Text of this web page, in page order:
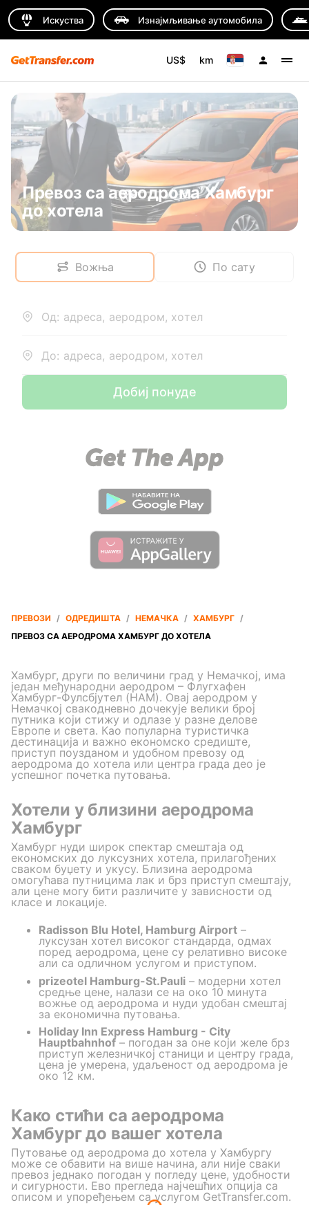
Искуства Изнајмљивање аутомобила
US$ km
Превоз са аеродрома Хамбург
до хотела
Вожња По сату
Од: адреса, аеродром, хотел
До: адреса, аеродром, хотел
Добиј понуде
ПРЕВОЗИ / ОДРЕДИШТА / НЕМАЧКА / ХАМБУРГ /
ПРЕВОЗ СА АЕРОДРОМА ХАМБУРГ ДО ХОТЕЛА
Хамбург, други по величини град у Немачкој, има
један међународни аеродром – Флугхафен
Хамбург-Фулсбјутел (HAM). Овај аеродром у
Немачкој свакодневно дочекује велики број
путника који стижу и одлазе у разне делове
Европе и света. Као популарна туристичка
дестинација и важно економско средиште,
приступ поузданом и удобном превозу од
аеродрома до хотела или центра града део је
успешног почетка путовања.
Хотели у близини аеродрома
Хамбург
Хамбург нуди широк спектар смештаја од
економских до луксузних хотела, прилагођених
сваком буџету и укусу. Близина аеродрома
омогућава путницима лак и брз приступ смештају,
али цене могу бити различите у зависности од
класe и локације.
Radisson Blu Hotel, Hamburg Airport –
луксузан хотел високог стандарда, одмах
поред аеродрома, цене су релативно високе
али са одличном услугом и приступом.
prizeotel Hamburg-St.Pauli – модерни хотел
средње цене, налази се на око 10 минута
вожње од aеродрома и нуди удобан смештај
за економична путовања.
Holiday Inn Express Hamburg - City
Hauptbahnhof – погодан за оне који желе брз
приступ железничкој станици и центру града,
цена је умерена, удаљеност од аеродрома је
око 12 км.
Како стићи са аеродрома
Хамбург до вашег хотела
Путовање од аеродрома до хотела у Хамбургу
може се обавити на више начина, али није сваки
превоз једнако погодан у погледу ценe, удобности
и сигурности. Ево прегледa најчешћих опција са
описом и упоређењем са услугом GetTransfer.com.